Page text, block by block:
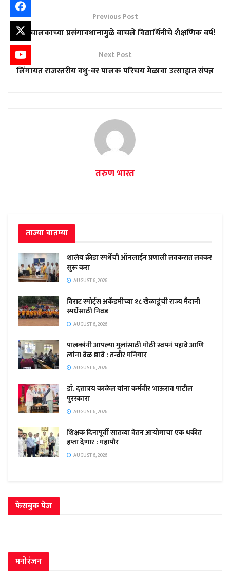
Previous Post
कार चालकाच्या प्रसंगावधानामुळे वाचले विद्यार्थिनीचे शैक्षणिक वर्ष!
Next Post
लिंगायत राजस्तरीय वधु-वर पालक परिचय मेळावा उत्साहात संपन्न
तरुण भारत
ताज्या बातम्या
शालेय क्रीडा स्पर्धेची ऑनलाईन प्रणाली लवकरात लवकर
सुरू करा
AUGUST 6, 2026
विराट स्पोर्ट्स अकॅडमीच्या १८ खेळाडूंची राज्य मैदानी
स्पर्धेसाठी निवड
AUGUST 6, 2026
पालकांनी आपल्या मुलांसाठी मोठी स्वपनं पहावे आणि
त्यांना वेळ द्यावे : तन्वीर मनियार
AUGUST 6, 2026
डॉ. दत्तात्रय काळेल यांना कर्मवीर भाऊराव पाटील
पुरस्कारा
AUGUST 6, 2026
शिक्षक दिनापूर्वी सातव्या वेतन आयोगाचा एक थकीत
हप्ता देणार : महापौर
AUGUST 6, 2026
फेसबुक पेज
मनोरंजन